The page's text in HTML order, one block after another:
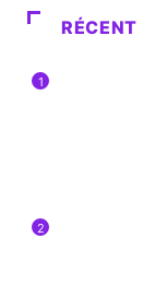
RÉCENT
1
2